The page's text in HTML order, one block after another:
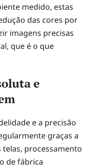
medido, estas
das cores por
imagens precisas
que é o que
e
e a precisão
graças a
processamento
de fábrica